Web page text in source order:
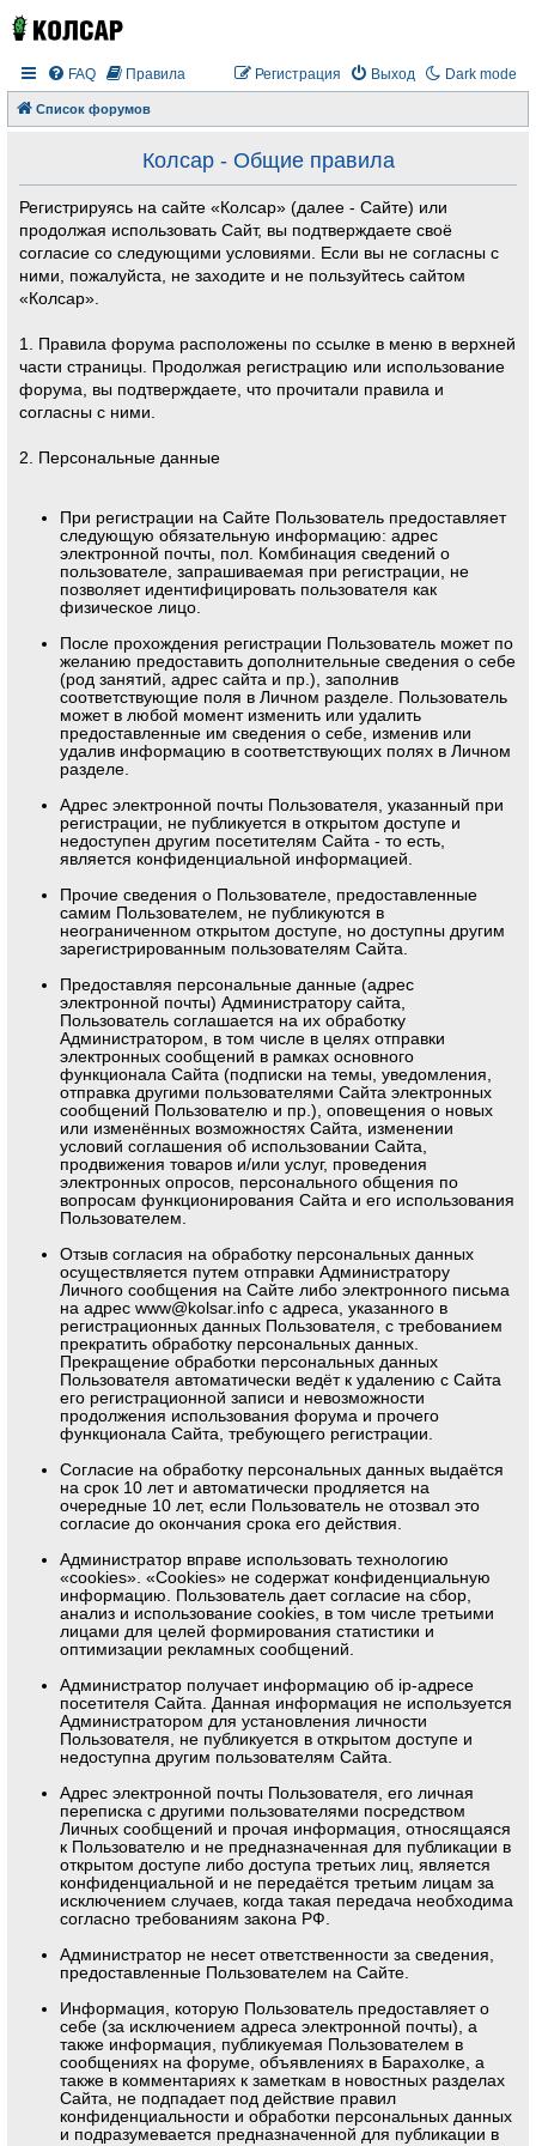
Dark mode
FAQ Правила Выход
Регистрация
Список форумов
Колсар - Общие правила
Регистрируясь на сайте «Колсар» (далее - Сайте) или
продолжая использовать Сайт, вы подтверждаете своё
согласие со следующими условиями. Если вы не согласны с
ними, пожалуйста, не заходите и не пользуйтесь сайтом
«Колсар».
1. Правила форума расположены по ссылке в меню в верхней
части страницы. Продолжая регистрацию или использование
форума, вы подтверждаете, что прочитали правила и
согласны с ними.
2. Персональные данные
При регистрации на Сайте Пользователь предоставляет
следующую обязательную информацию: адрес
электронной почты, пол. Комбинация сведений о
пользователе, запрашиваемая при регистрации, не
позволяет идентифицировать пользователя как
физическое лицо.
После прохождения регистрации Пользователь может по
желанию предоставить дополнительные сведения о себе
(род занятий, адрес сайта и пр.), заполнив
соответствующие поля в Личном разделе. Пользователь
может в любой момент изменить или удалить
предоставленные им сведения о себе, изменив или
удалив информацию в соответствующих полях в Личном
разделе.
Адрес электронной почты Пользователя, указанный при
регистрации, не публикуется в открытом доступе и
недоступен другим посетителям Сайта - то есть,
является конфиденциальной информацией.
Прочие сведения о Пользователе, предоставленные
самим Пользователем, не публикуются в
неограниченном открытом доступе, но доступны другим
зарегистрированным пользователям Сайта.
Предоставляя персональные данные (адрес
электронной почты) Администратору сайта,
Пользователь соглашается на их обработку
Администратором, в том числе в целях отправки
электронных сообщений в рамках основного
функционала Сайта (подписки на темы, уведомления,
отправка другими пользователями Сайта электронных
сообщений Пользователю и пр.), оповещения о новых
или изменённых возможностях Сайта, изменении
условий соглашения об использовании Сайта,
продвижения товаров и/или услуг, проведения
электронных опросов, персонального общения по
вопросам функционирования Сайта и его использования
Пользователем.
Отзыв согласия на обработку персональных данных
осуществляется путем отправки Администратору
Личного сообщения на Сайте либо электронного письма
на адресwww@kolsar.info с адреса, указанного в
регистрационных данных Пользователя, с требованием
прекратить обработку персональных данных.
Прекращение обработки персональных данных
Пользователя автоматически ведёт к удалению с Сайта
его регистрационной записи и невозможности
продолжения использования форума и прочего
функционала Сайта, требующего регистрации.
Согласие на обработку персональных данных выдаётся
на срок 10 лет и автоматически продляется на
очередные 10 лет, если Пользователь не отозвал это
согласие до окончания срока его действия.
Администратор вправе использовать технологию
«cookies». «Cookies» не содержат конфиденциальную
информацию. Пользователь дает согласие на сбор,
анализ и использование cookies, в том числе третьими
лицами для целей формирования статистики и
оптимизации рекламных сообщений.
Администратор получает информацию об ip-адресе
посетителя Сайта. Данная информация не используется
Администратором для установления личности
Пользователя, не публикуется в открытом доступе и
недоступна другим пользователям Сайта.
Адрес электронной почты Пользователя, его личная
переписка с другими пользователями посредством
Личных сообщений и прочая информация, относящаяся
к Пользователю и не предназначенная для публикации в
открытом доступе либо доступа третьих лиц, является
конфиденциальной и не передаётся третьим лицам за
исключением случаев, когда такая передача необходима
согласно требованиям закона РФ.
Администратор не несет ответственности за сведения,
предоставленные Пользователем на Сайте.
Информация, которую Пользователь предоставляет о
себе (за исключением адреса электронной почты), а
также информация, публикуемая Пользователем в
сообщениях на форуме, объявлениях в Барахолке, а
также в комментариях к заметкам в новостных разделах
Сайта, не подпадает под действие правил
конфиденциальности и обработки персональных данных
и подразумевается предназначенной для публикации в